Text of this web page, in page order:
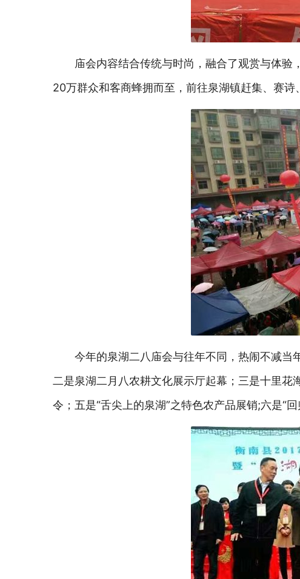
庙会内容结合传统与时尚，融合了观赏与体
20万群众和客商蜂拥而至，前往泉湖镇赶集、赛
今年的泉湖二八庙会与往年不同，热闹不减当
二是泉湖二月八农耕文化展示厅起幕；三是十里花
令；五是“舌尖上的泉湖”之特色农产品展销;六是“回